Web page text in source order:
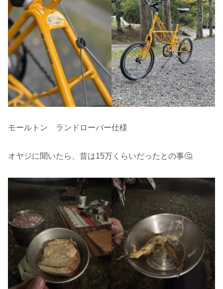
モールトン ランドローバー仕様
オヤジに聞いたら、昔は15万くらいだったとの事🤔